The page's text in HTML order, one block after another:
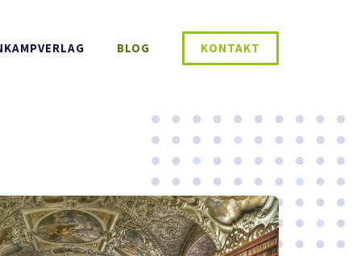
BLOG KONTAKT